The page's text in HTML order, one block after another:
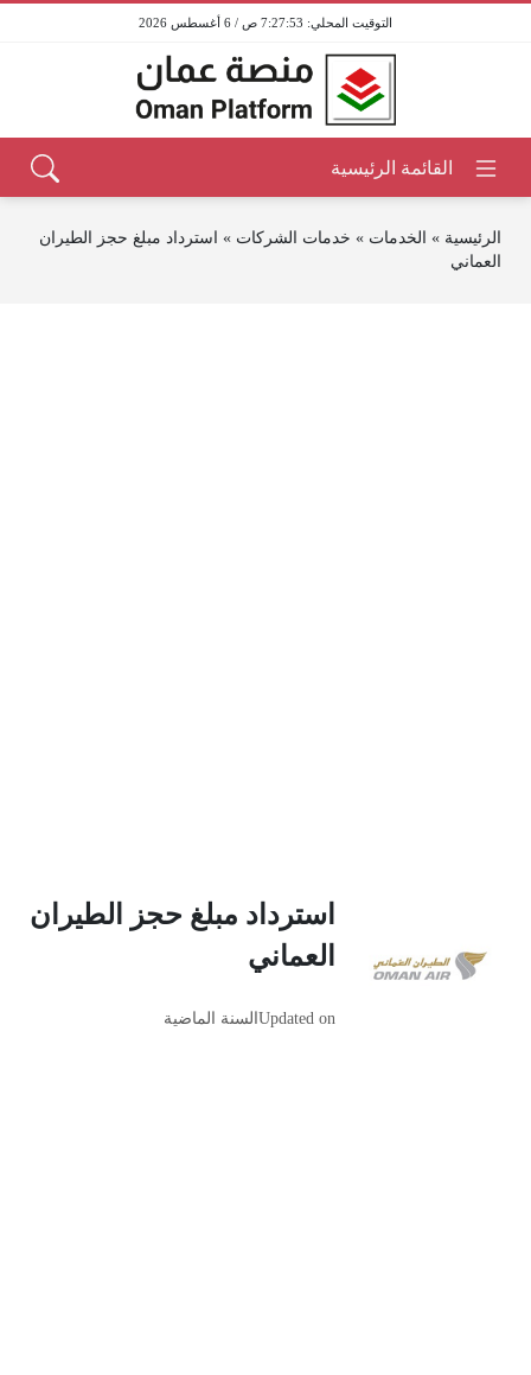
7:27:53 ص / 6 أغسطس 2026
الرئيسية » الخدمات » خدمات الشركات » استرداد مبلغ حجز الطيران
العماني
استرداد مبلغ حجز الطيران
العماني
Updated on السنة الماضية